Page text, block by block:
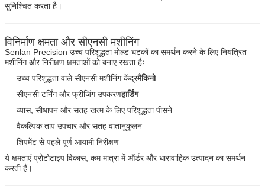
एक संदेश छोड़ें
सुनिश्चित करता है।
विनिर्माण क्षमता और सीएनसी मशीनिंग
Senlan Precision उच्च परिशुद्धता मोल्ड घटकों का समर्थन करने के लिए नियंत्रित
मशीनिंग और निरीक्षण क्षमताओं को बनाए रखता हैः
उच्च परिशुद्धता वाले सीएनसी मशीनिंग केंद्रमैकिनो
सीएनसी टर्निंग और फ्रीजिंग उपकरणहार्डिंग
व्यास, सीधापन और सतह खत्म के लिए परिशुद्धता पीसने
वैकल्पिक ताप उपचार और सतह वातानुकूलन
शिपमेंट से पहले पूर्ण आयामी निरीक्षण
ये क्षमताएं प्रोटोटाइप विकास, कम मात्रा में ऑर्डर और धारावाहिक उत्पादन का समर्थन
करती हैं।